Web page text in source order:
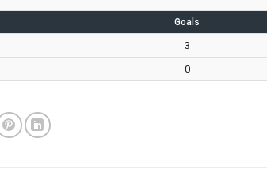
Goals
3
0